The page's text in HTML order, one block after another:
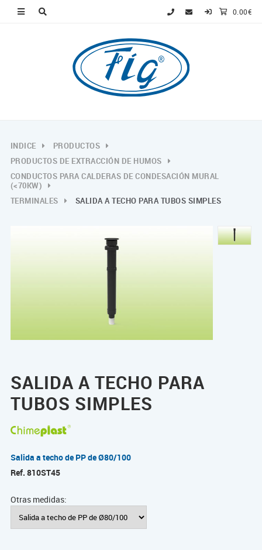
0.00€
INDICE
PRODUCTOS
PRODUCTOS DE EXTRACCIÓN DE HUMOS
CONDUCTOS PARA CALDERAS DE CONDESACIÓN MURAL
(<70KW)
TERMINALES
SALIDA A TECHO PARA TUBOS SIMPLES
SALIDA A TECHO PARA
TUBOS SIMPLES
Salida a techo de PP de Ø80/100
Ref. 810ST45
Otras medidas: